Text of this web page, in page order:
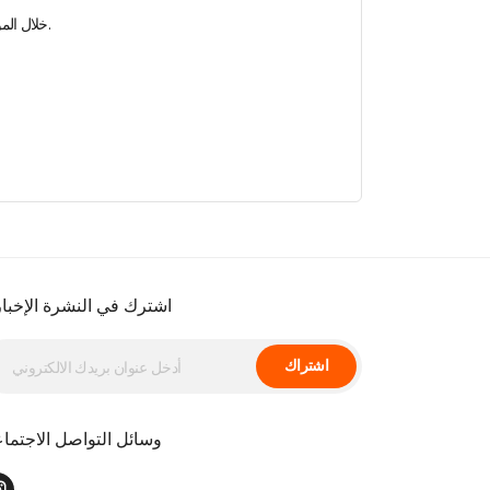
خلال الموسم، تشتمل الخيارات المختلفة للفنادق على جولات إلى بودروم تشمل النقل لمدة 3 أو 4 ليالٍ في إسطنبول وكوجالي وسكاريا وبورصة ومنيسا وإزمير.
اشترك في النشرة
اشتراك
وسائل التواصل